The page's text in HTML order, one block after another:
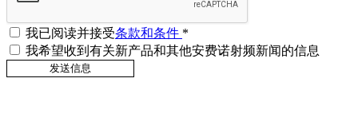
我已阅读并接受条款和条件 *
我希望收到有关新产品和其他安费诺射频新闻的信息